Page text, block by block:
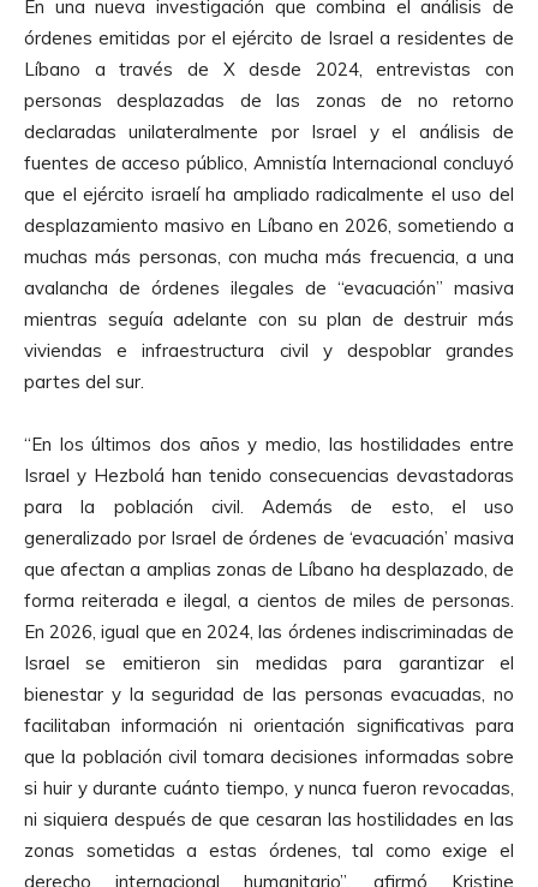
En una nueva investigación que combina el análisis de
órdenes emitidas por el ejército de Israel a residentes de
Líbano a través de X desde 2024, entrevistas con
personas desplazadas de las zonas de no retorno
declaradas unilateralmente por Israel y el análisis de
fuentes de acceso público, Amnistía Internacional concluyó
que el ejército israelí ha ampliado radicalmente el uso del
desplazamiento masivo en Líbano en 2026, sometiendo a
muchas más personas, con mucha más frecuencia, a una
avalancha de órdenes ilegales de “evacuación” masiva
mientras seguía adelante con su plan de destruir más
viviendas e infraestructura civil y despoblar grandes
partes del sur.
“En los últimos dos años y medio, las hostilidades entre
Israel y Hezbolá han tenido consecuencias devastadoras
para la población civil. Además de esto, el uso
generalizado por Israel de órdenes de ‘evacuación’ masiva
que afectan a amplias zonas de Líbano ha desplazado, de
forma reiterada e ilegal, a cientos de miles de personas.
En 2026, igual que en 2024, las órdenes indiscriminadas de
Israel se emitieron sin medidas para garantizar el
bienestar y la seguridad de las personas evacuadas, no
facilitaban información ni orientación significativas para
que la población civil tomara decisiones informadas sobre
si huir y durante cuánto tiempo, y nunca fueron revocadas,
ni siquiera después de que cesaran las hostilidades en las
zonas sometidas a estas órdenes, tal como exige el
derecho internacional humanitario”, afirmó Kristine